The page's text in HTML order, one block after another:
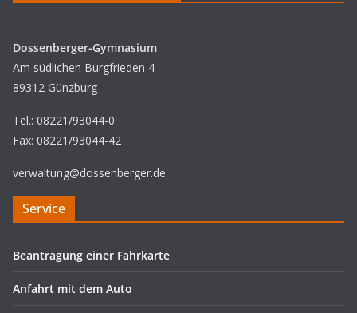
Dossenberger-Gymnasium
Am südlichen Burgfrieden 4
89312 Günzburg
Tel.: 08221/93044-0
Fax: 08221/93044-42
verwaltung@dossenberger.de
Service
Beantragung einer Fahrkarte
Anfahrt mit dem Auto